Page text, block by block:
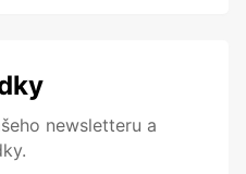
newsletteru a